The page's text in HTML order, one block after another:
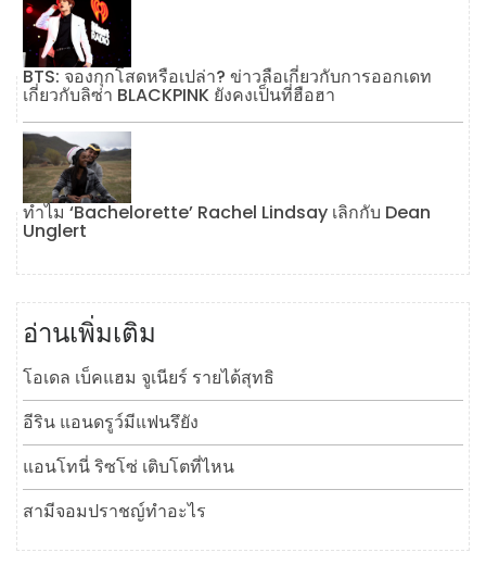
BTS: จองกุกโสดหรือเปล่า? ข่าวลือเกี่ยวกับการออกเดท
เกี่ยวกับลิซ่า BLACKPINK ยังคงเป็นที่ฮือฮา
ทำไม ‘Bachelorette’ Rachel Lindsay เลิกกับ Dean
Unglert
อ่านเพิ่มเติม
โอเดล เบ็คแฮม จูเนียร์ รายได้สุทธิ
อีริน แอนดรูว์มีแฟนรึยัง
แอนโทนี่ ริซโซ่ เติบโตที่ไหน
สามีจอมปราชญ์ทำอะไร